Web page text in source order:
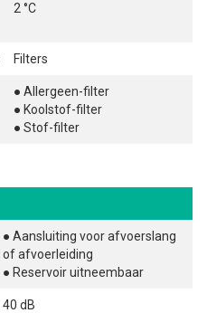
2 °C
Filters
● Allergeen-filter
● Koolstof-filter
● Stof-filter
● Aansluiting voor afvoerslang
of afvoerleiding
● Reservoir uitneembaar
40 dB